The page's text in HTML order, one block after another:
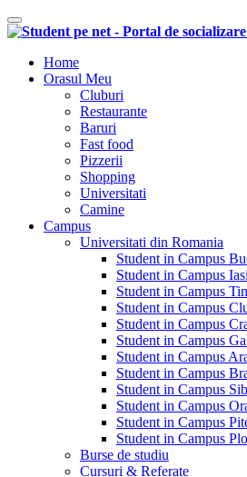
Comutare navigare
Home
Orasul Meu
Cluburi
Restaurante
Baruri
Fast food
Pizzerii
Shopping
Universitati
Camine
Campus
Universitati din Romania
Student in Campus
Student in Campus Iasi
Student in Campus
Student in Campus
Student in Campus
Student in Campus
Student in Campus
Student in Campus
Student in Campus
Student in Campus
Student in Campus
Student in Campus
Burse de studiu
Cursuri & Referate